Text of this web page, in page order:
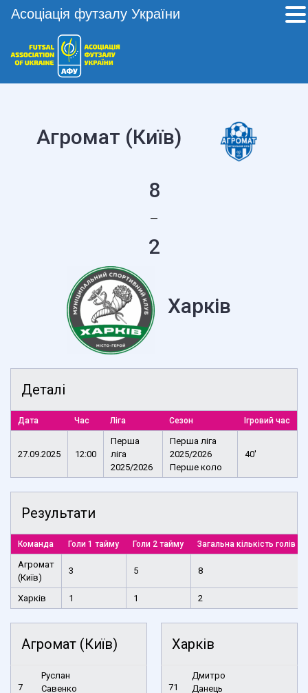
Агромат (Київ)
8
—
2
Харків
Деталі
Дата Час Ліга Сезон Ігровий час
27.09.2025 12:00
Перша
ліга
2025/2026
Перша ліга
2025/2026
Перше коло
40'
Результати
Команда Голи 1 тайму Голи 2 тайму Загальна кількість голів
Агромат
(Київ)
3 5 8
Харків 1 1 2
Агромат (Київ)
7
Руслан
Савенко
Харків
71
Дмитро
Данець
Асоціація футзалу України